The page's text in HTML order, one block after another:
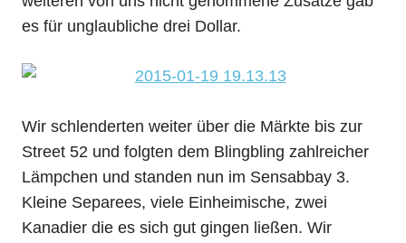
es für unglaubliche drei Dollar.
Wir schlenderten weiter über die Märkte bis zur
Street 52 und folgten dem Blingbling zahlreicher
Lämpchen und standen nun im Sensabbay 3.
Kleine Separees, viele Einheimische, zwei
Kanadier die es sich gut gingen ließen. Wir